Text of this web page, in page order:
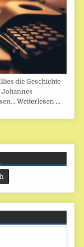
die Geschichte
Johannes
Weiterlesen …